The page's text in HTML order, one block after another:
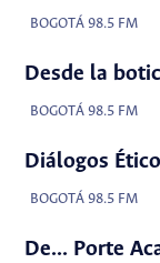
BOGOTÁ 98.5 FM
Desde la
BOGOTÁ 98.5 FM
Diálogos
BOGOTÁ 98.5 FM
De... Porte